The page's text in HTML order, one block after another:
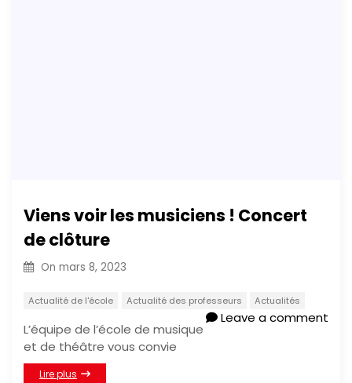
Viens voir les musiciens ! Concert
de clôture
On mars 8, 2023
Actualité de l'école Actualité des professeurs Actualités
Leave a comment
L’équipe de l’école de musique
et de théâtre vous convie
Lire plus